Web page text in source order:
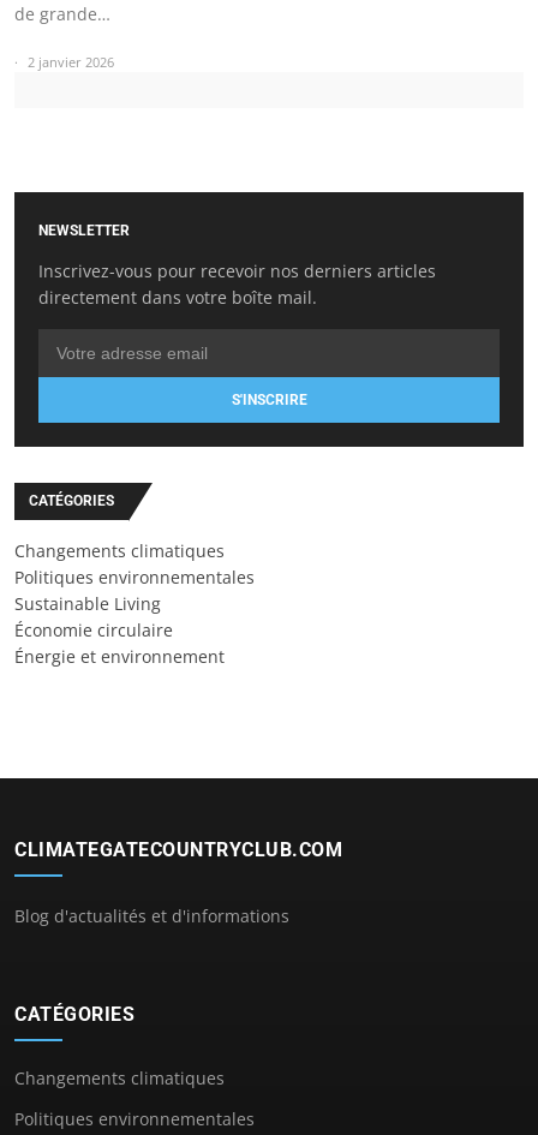
de grande…
2 janvier 2026
NEWSLETTER
Inscrivez-vous pour recevoir nos derniers articles
directement dans votre boîte mail.
S'INSCRIRE
CATÉGORIES
Changements climatiques
Politiques environnementales
Sustainable Living
Économie circulaire
Énergie et environnement
CLIMATEGATECOUNTRYCLUB.COM
Blog d'actualités et d'informations
CATÉGORIES
Changements climatiques
Politiques environnementales